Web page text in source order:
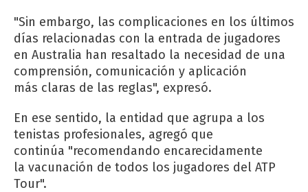
"Sin embargo, las complicaciones en los últimos
días relacionadas con la entrada de jugadores
en Australia han resaltado la necesidad de una
comprensión, comunicación y aplicación
más claras de las reglas", expresó.
En ese sentido, la entidad que agrupa a los
tenistas profesionales, agregó que
continúa "recomendando encarecidamente
la vacunación de todos los jugadores del ATP
Tour".